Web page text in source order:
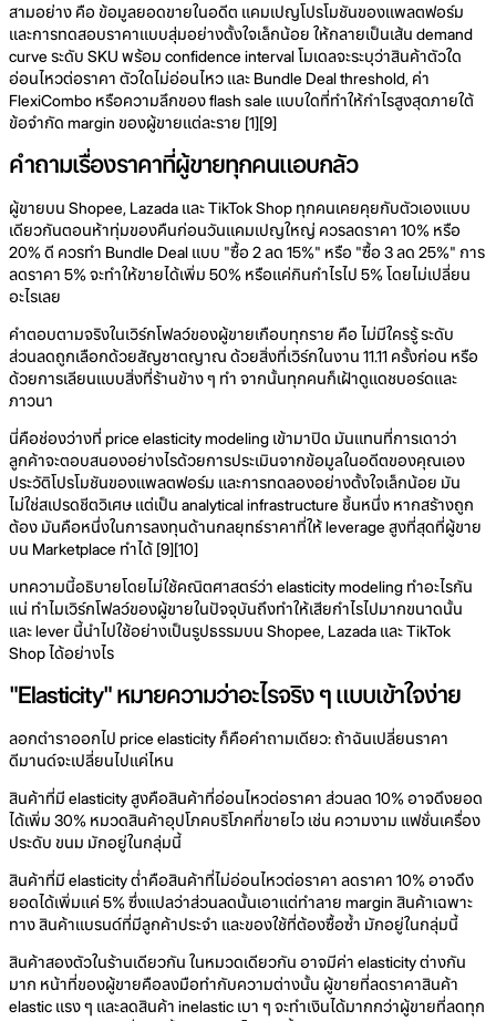
สามอย่าง คือ ข้อมูลยอดขายในอดีต แคมเปญโปรโมชันของแพลตฟอร์ม
และการทดสอบราคาแบบสุ่มอย่างตั้งใจเล็กน้อย ให้กลายเป็นเส้น demand
curve ระดับ SKU พร้อม confidence interval โมเดลจะระบุว่าสินค้าตัวใด
อ่อนไหวต่อราคา ตัวใดไม่อ่อนไหว และ Bundle Deal threshold, ค่า
FlexiCombo หรือความลึกของ flash sale แบบใดที่ทำให้กำไรสูงสุดภายใต้
ข้อจำกัด margin ของผู้ขายแต่ละราย [1][9]
คำถามเรื่องราคาที่ผู้ขายทุกคนแอบกลัว
ผู้ขายบน Shopee, Lazada และ TikTok Shop ทุกคนเคยคุยกับตัวเองแบบ
เดียวกันตอนห้าทุ่มของคืนก่อนวันแคมเปญใหญ่ ควรลดราคา 10% หรือ
20% ดี ควรทำ Bundle Deal แบบ "ซื้อ 2 ลด 15%" หรือ "ซื้อ 3 ลด 25%" การ
ลดราคา 5% จะทำให้ขายได้เพิ่ม 50% หรือแค่กินกำไรไป 5% โดยไม่เปลี่ยน
อะไรเลย
คำตอบตามจริงในเวิร์กโฟลว์ของผู้ขายเกือบทุกราย คือ ไม่มีใครรู้ ระดับ
ส่วนลดถูกเลือกด้วยสัญชาตญาณ ด้วยสิ่งที่เวิร์กในงาน 11.11 ครั้งก่อน หรือ
ด้วยการเลียนแบบสิ่งที่ร้านข้าง ๆ ทำ จากนั้นทุกคนก็เฝ้าดูแดชบอร์ดและ
ภาวนา
นี่คือช่องว่างที่ price elasticity modeling เข้ามาปิด มันแทนที่การเดาว่า
ลูกค้าจะตอบสนองอย่างไรด้วยการประเมินจากข้อมูลในอดีตของคุณเอง
ประวัติโปรโมชันของแพลตฟอร์ม และการทดลองอย่างตั้งใจเล็กน้อย มัน
ไม่ใช่สเปรดชีตวิเศษ แต่เป็น analytical infrastructure ชิ้นหนึ่ง หากสร้างถูก
ต้อง มันคือหนึ่งในการลงทุนด้านกลยุทธ์ราคาที่ให้ leverage สูงที่สุดที่ผู้ขาย
บน Marketplace ทำได้ [9][10]
บทความนี้อธิบายโดยไม่ใช้คณิตศาสตร์ว่า elasticity modeling ทำอะไรกัน
แน่ ทำไมเวิร์กโฟลว์ของผู้ขายในปัจจุบันถึงทำให้เสียกำไรไปมากขนาดนั้น
และ lever นี้นำไปใช้อย่างเป็นรูปธรรมบน Shopee, Lazada และ TikTok
Shop ได้อย่างไร
"Elasticity" หมายความว่าอะไรจริง ๆ แบบเข้าใจง่าย
ลอกตำราออกไป price elasticity ก็คือคำถามเดียว: ถ้าฉันเปลี่ยนราคา
ดีมานด์จะเปลี่ยนไปแค่ไหน
สินค้าที่มี elasticity สูงคือสินค้าที่อ่อนไหวต่อราคา ส่วนลด 10% อาจดึงยอด
ได้เพิ่ม 30% หมวดสินค้าอุปโภคบริโภคที่ขายไว เช่น ความงาม แฟชั่นเครื่อง
ประดับ ขนม มักอยู่ในกลุ่มนี้
สินค้าที่มี elasticity ต่ำคือสินค้าที่ไม่อ่อนไหวต่อราคา ลดราคา 10% อาจดึง
ยอดได้เพิ่มแค่ 5% ซึ่งแปลว่าส่วนลดนั้นเอาแต่ทำลาย margin สินค้าเฉพาะ
ทาง สินค้าแบรนด์ที่มีลูกค้าประจำ และของใช้ที่ต้องซื้อซ้ำ มักอยู่ในกลุ่มนี้
สินค้าสองตัวในร้านเดียวกัน ในหมวดเดียวกัน อาจมีค่า elasticity ต่างกัน
มาก หน้าที่ของผู้ขายคือลงมือทำกับความต่างนั้น ผู้ขายที่ลดราคาสินค้า
elastic แรง ๆ และลดสินค้า inelastic เบา ๆ จะทำเงินได้มากกว่าผู้ขายที่ลดทุก